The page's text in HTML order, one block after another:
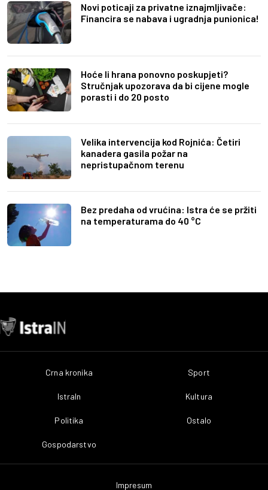
Novi poticaji za privatne iznajmljivače:
Financira se nabava i ugradnja punionica!
Hoće li hrana ponovno poskupjeti?
Stručnjak upozorava da bi cijene mogle
porasti i do 20 posto
Velika intervencija kod Rojnića: Četiri
kanadera gasila požar na
nepristupačnom terenu
Bez predaha od vrućina: Istra će se pržiti
na temperaturama do 40 °C
Crna kronika
IstraIn
Politika
Gospodarstvo
Sport
Kultura
Ostalo
Impresum